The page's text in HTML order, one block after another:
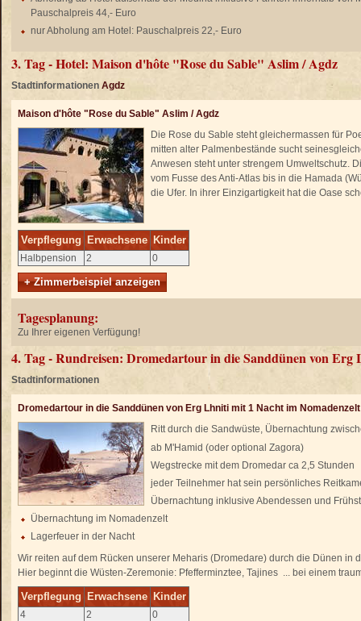
Pauschalpreis 44,- Euro
nur Abholung am Hotel: Pauschalpreis 22,- Euro
3. Tag - Hotel: Maison d'hôte "Rose du Sable" Aslim / Agdz
Stadtinformationen Agdz
Maison d'hôte "Rose du Sable" Aslim / Agdz
Die Rose du Sable steht gleichermassen für
mitten alter Palmenbestände sucht
Anwesen steht unter strengem Umweltschutz.
vom Fusse des Anti-Atlas bis in die Hamada
die Ufer. In ihrer Einzigartigkeit hat die Oase
Verpflegung Erwachsene Kinder
Halbpension 2 0
+ Zimmerbeispiel anzeigen
Tagesplanung:
Zu Ihrer eigenen Verfügung!
4. Tag - Rundreisen: Dromedartour in die Sanddünen von
Stadtinformationen
Dromedartour in die Sanddünen von Erg Lhniti mit 1 Nacht im Nomadenzelt
Ritt durch die Sandwüste, Übernachtung
ab M'Hamid (oder optional Zagora)
Wegstrecke mit dem Dromedar ca 2,5 Stunden
jeder Teilnehmer hat sein persönliches
Übernachtung inklusive Abendessen und
Übernachtung im Nomadenzelt
Lagerfeuer in der Nacht
Wir reiten auf dem Rücken unserer Meharis (Dromedare) durch die Dünen in
Hier beginnt die Wüsten-Zeremonie: Pfefferminztee, Tajines ... bei einem
Verpflegung Erwachsene Kinder
4 2 0